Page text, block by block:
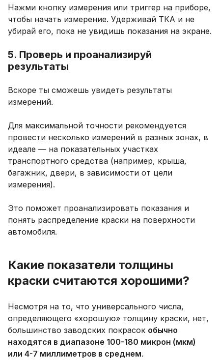
Нажми кнопку измерения или триггер на приборе,
чтобы начать измерение. Удерживай ТКА и не
убирай его, пока не увидишь показания на экране.
5. Проверь и проанализируй
результаты
Вскоре ты сможешь увидеть результаты
измерений.
Для максимальной точности рекомендуется
провести несколько измерений в разных зонах, в
идеале — на показательных участках
транспортного средства (например, крыша,
багажник, двери, в зависимости от цели
измерения).
Это поможет проанализировать показания и
понять распределение краски на поверхности
автомобиля.
Какие показатели толщины
краски считаются хорошими?
Несмотря на то, что универсального числа,
определяющего «хорошую» толщину краски, нет,
большинство заводских покрасок обычно
находятся в диапазоне 100-180 микрон (мкм)
или 4-7 миллиметров в среднем.